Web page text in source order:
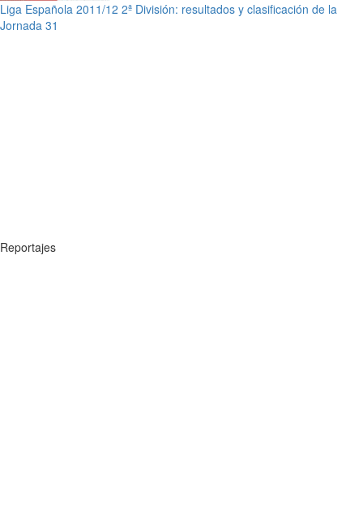
Liga Española 2011/12 2ª División: resultados y clasificación de la
Jornada 31
Reportajes